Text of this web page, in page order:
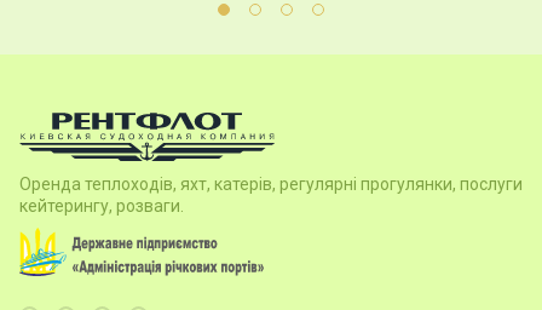
Оренда теплоходів, яхт, катерів, регулярні прогулянки, послуги
кейтерингу, розваги.